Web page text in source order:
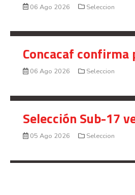
06 Ago 2026 Seleccion
Concacaf confirma
06 Ago 2026 Seleccion
Selección Sub-17
05 Ago 2026 Seleccion